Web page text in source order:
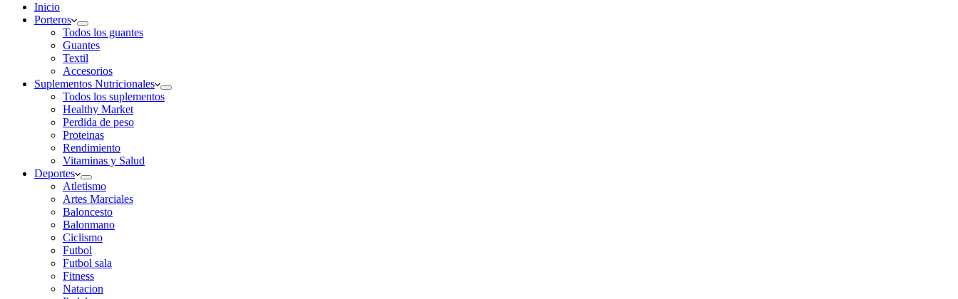
Inicio
Porteros
Todos los guantes
Guantes
Textil
Accesorios
Suplementos Nutricionales
Todos los suplementos
Healthy Market
Perdida de peso
Proteinas
Rendimiento
Vitaminas y Salud
Deportes
Atletismo
Artes Marciales
Baloncesto
Balonmano
Ciclismo
Futbol
Futbol sala
Fitness
Natacion